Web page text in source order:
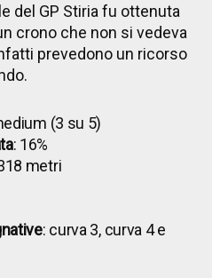
del GP Stiria fu ottenuta
crono che non si vedeva
prevedono un ricorso
(3 su 5)
: 16%
metri
: curva 3, curva 4 e